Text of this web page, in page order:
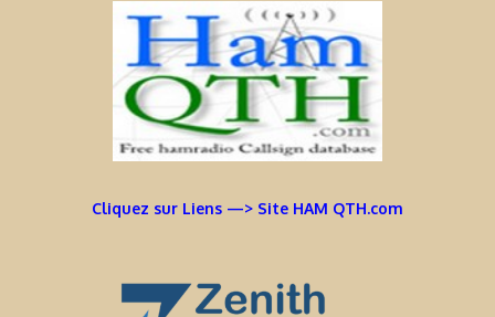
Cliquez sur Liens —> Site HAM QTH.com